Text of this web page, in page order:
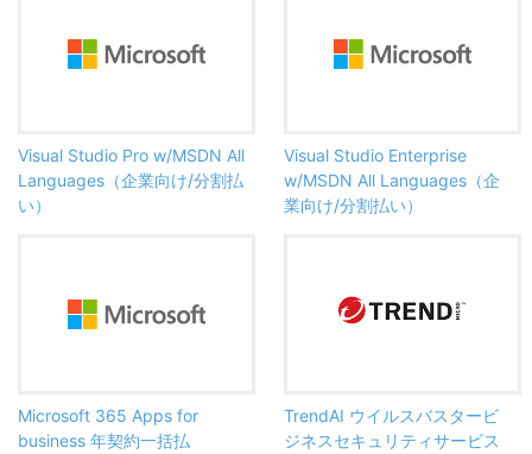
Visual Studio Pro w/MSDN All
Languages（企業向け/分割払
い）
Visual Studio Enterprise
w/MSDN All Languages（企
業向け/分割払い）
Microsoft 365 Apps for
business 年契約一括払
TrendAI ウイルスバスタービ
ジネスセキュリティサービス